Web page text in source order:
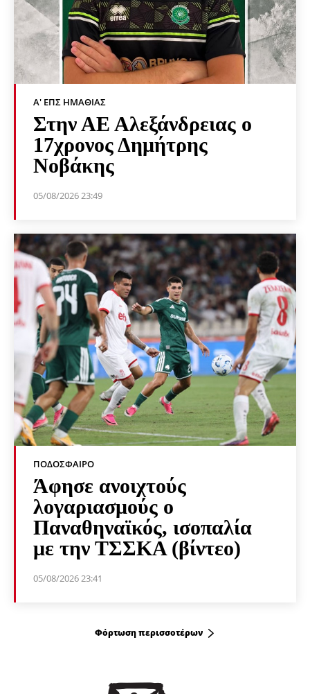
Α' ΕΠΣ ΗΜΑΘΊΑΣ
Στην ΑΕ Αλεξάνδρειας ο
17χρονος Δημήτρης
Νοβάκης
05/08/2026 23:49
ΠΟΔΌΣΦΑΙΡΟ
Άφησε ανοιχτούς
λογαριασμούς ο
Παναθηναϊκός, ισοπαλία
με την ΤΣΣΚΑ (βίντεο)
05/08/2026 23:41
Φόρτωση περισσοτέρων